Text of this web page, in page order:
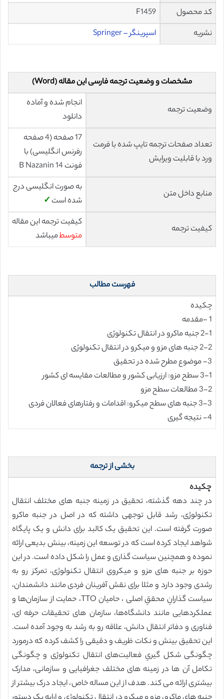
کد محصول
F1459
نشریه
اسپرینگر – Springer
مشخصات و وضعیت ترجمه فارسی این مقاله (Word)
وضعیت ترجمه
انجام شده و آماده
دانلود
تعداد صفحات ترجمه تایپ شده با فرمت
ورد با قابلیت ویرایش
17 صفحه (4 صفحه
رفرنس انگلیسی) با
فونت 14 B Nazanin
منابع داخل متن
به صورت انگلیسی درج
شده است ✓
کیفیت ترجمه
کیفیت ترجمه این مقاله
متوسطمیباشد
فهرست مطالب
چکیده
1 -مقدمه
2-1 جنبه ماکرو در انتقال تکنولوژی
2-2 جنبه های مزو و میکرو در انتقال تکنولوژی
3- موضوع مطرح شده در تحقیق
3-1 سطح مزو: ارزیابی کشور و مطالعات مقایسه ای کشور
3-2 مطالعات سطح مزو
3-3 جنبه های سطح میکرو: اقدامات و رفتارهای فعالان فردی
4- نتیجه گیری
بخشی از ترجمه
چکیده
در چند دهه گذشته، تحقیق در زمینه جنبه های مختلف انتقال
تکنولوژی، رشد قابل توجهی داشته که در اصل در جنبه ماکرو
صورت گرفته است. این تحقیق یک کالبد برای دانش و یک پایگاه
شواهد ایجاد کرده‌ است که در توسعه این زمینه، بینش بدیعی ارائه
نموده و همچنین سیاست گذاری و عمل را شکل داده است. در این
حوزه بر جنبه های مزو و میکروی انتقال تکنولوژی، تمرکز رو به
رشدی وجود دارد و مثلا برای نقش آفرینان فردی مانند دانشمندان،
سیاست گذارانِ محققِ اصلی ، حامیان TTO، حمایت از سازمان‌ها و
عملکردهایی مانند دانشگاه‌ها، سازمان های تحقیقات حرفه ای،
فناوری و دفاتر انتقال دانش، علاقه رو به رشد به وجود آمده است.
این تحقیق بینش و نکات ظریف و دقیقی را کشف کرده که درمورد
چگونگی شکل گیریِ فعالیت‌های انتقال تکنولوژی و چگونگی
تکامل آن ها در زمینه های مختلف جغرافیایی و سازمانی، مدارک
بیشتری ارائه می کند. هدف از این مساله خاص، ایجاد درک بیشتر از